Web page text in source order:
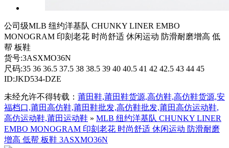
公司级MLB 纽约洋基队 CHUNKY LINER EMBO
MONOGRAM 印刻老花 时尚舒适 休闲运动 防滑耐磨增高 低
帮 板鞋
货号:3ASXMO36N
尺码:35 36 36.5 37.5 38 38.5 39 40 40.5 41 42 42.5 43 44 45
ID:JKD534-DZE
未经允许不得转载： 莆田鞋,莆田鞋货源,高仿鞋,高仿鞋货源,安
福档口,莆田高仿鞋,莆田鞋批发,高仿鞋批发,莆田高仿运动鞋,
高仿运动鞋,莆田运动鞋 » MLB 纽约洋基队 CHUNKY LINER
EMBO MONOGRAM 印刻老花 时尚舒适 休闲运动 防滑耐磨
增高 低帮 板鞋 3ASXMO36N